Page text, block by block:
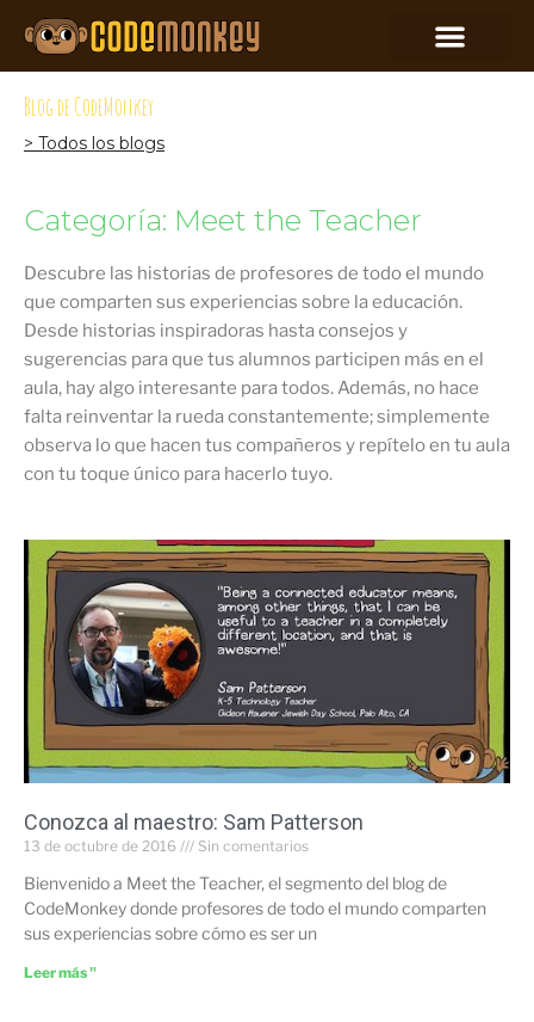
Blog de CodeMonkey
> Todos los blogs
Categoría: Meet the Teacher
Descubre las historias de profesores de todo el mundo
que comparten sus experiencias sobre la educación.
Desde historias inspiradoras hasta consejos y
sugerencias para que tus alumnos participen más en el
aula, hay algo interesante para todos. Además, no hace
falta reinventar la rueda constantemente; simplemente
observa lo que hacen tus compañeros y repítelo en tu aula
con tu toque único para hacerlo tuyo.
Conozca al maestro: Sam Patterson
13 de octubre de 2016 Sin comentarios
Bienvenido a Meet the Teacher, el segmento del blog de
CodeMonkey donde profesores de todo el mundo comparten
sus experiencias sobre cómo es ser un
Leer más "